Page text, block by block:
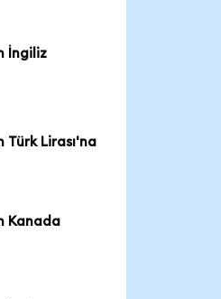
İngiliz
Türk Lirası'na
Kanada